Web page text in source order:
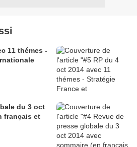
11 thémes -
du 3 oct
français et